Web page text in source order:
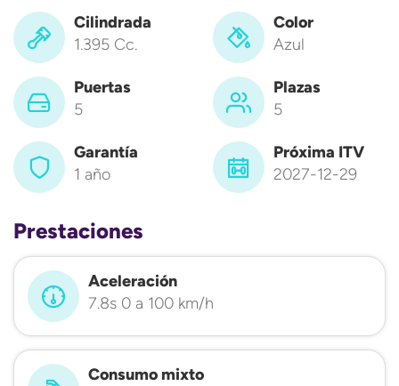
Cilindrada
1.395 Cc.
Color
Azul
Puertas
5
Plazas
5
Garantía
1 año
Próxima ITV
2027-12-29
Prestaciones
Aceleración
7.8s 0 a 100 km/h
Consumo mixto